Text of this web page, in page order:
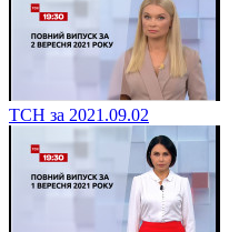
ТСН за 2021.09.02